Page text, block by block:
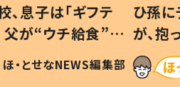
息子は「ギフテ
父が“ウチ給食”を
由とは #令和の親
ほ・とせなNEWS編集部
ひ孫
が、
「涙が
い」